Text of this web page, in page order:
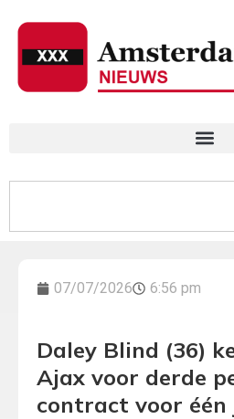
07/07/2026 6:56 pm
Daley Blind (36)
Ajax voor derde
contract voor één